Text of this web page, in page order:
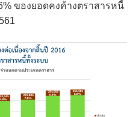
ของยอดคงค้างตราสารหนี้